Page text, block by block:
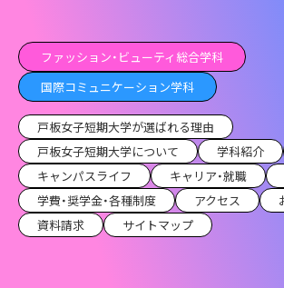
ファッション・ビューティ総合学科
国際コミュニケーション学科
戸板女子短期大学が選ばれる理由
戸板女子短期大学について
学科紹介
キャンパスライフ
キャリア・就職
学費・奨学金・各種制度
アクセス
資料請求
サイトマップ